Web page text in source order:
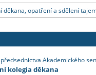
děkana, opatření a sdělení
Akademického
kolegia děkana